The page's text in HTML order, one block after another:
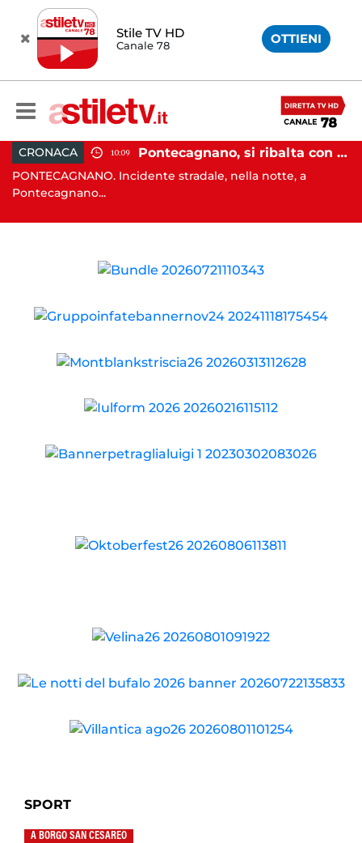
Stile TV HD
Canale 78 OTTIENI
CRONACA 10:09 Pontecagnano, si ribalta con l'auto alla rotatoria: giovane ferito
PONTECAGNANO. Incidente stradale, nella notte, a
Pontecagnano...
SPORT
A BORGO SAN CESAREO